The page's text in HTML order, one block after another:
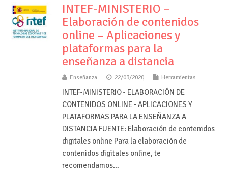
INTEF-MINISTERIO –
Elaboración de contenidos
online – Aplicaciones y
plataformas para la
enseñanza a distancia
Enseñanza 22/03/2020 Herramientas
INTEF-MINISTERIO - ELABORACIÓN DE
CONTENIDOS ONLINE - APLICACIONES Y
PLATAFORMAS PARA LA ENSEÑANZA A
DISTANCIA FUENTE: Elaboración de contenidos
digitales online Para la elaboración de
contenidos digitales online, te
recomendamos…